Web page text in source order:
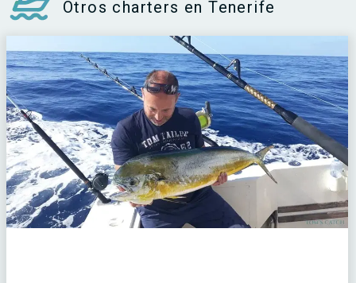
Otros charters en Tenerife